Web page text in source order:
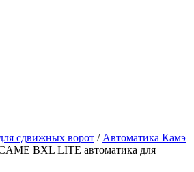
сдвижных ворот / Автоматика Камэ
BXL LITE автоматика для